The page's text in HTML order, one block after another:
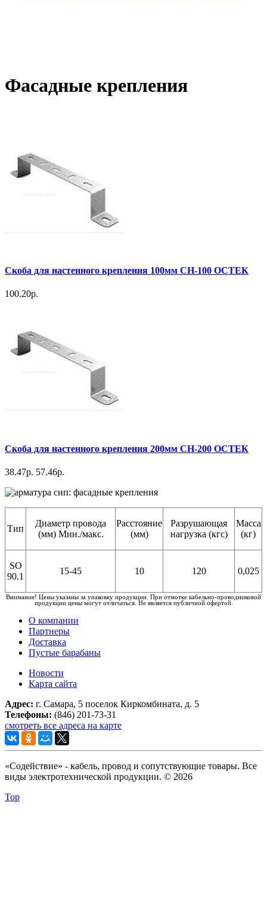
Фасадные крепления
Скоба для настенного крепления 100мм СН-100 ОСТЕК
100.20р.
Скоба для настенного крепления 200мм СН-200 ОСТЕК
38.47р. 57.46р.
Тип
Диаметр провода
(мм) Мин./макс.
Расстояние
(мм)
Разрушающая
нагрузка (кгс)
Масса
(кг)
SO
90.1
15-45 10 120 0,025
Внимание! Цены указаны за упаковку продукции. При отмотке кабельно-проводниковой
продукции цены могут отличаться. Не является публичной офертой.
О компании
Партнеры
Доставка
Пустые барабаны
Новости
Карта сайта
Адрес: г. Самара, 5 поселок Киркомбината, д. 5
Телефоны: (846) 201-73-31
смотреть все адреса на карте
«Содействие» - кабель, провод и сопутствующие товары. Все
виды электротехнической продукции. © 2026
Top